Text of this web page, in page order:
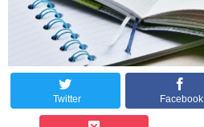
Twitter Facebook